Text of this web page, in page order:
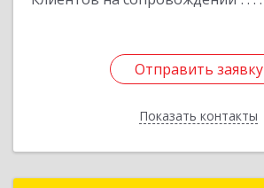
Отправить заявку
Показать контакты
Отправить заявку
Назад